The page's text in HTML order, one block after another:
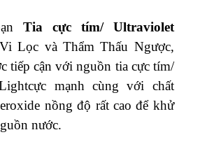
Tia cực tím/ Ultraviolet
Lọc và Thẩm Thấu Ngược,
tiếp cận với nguồn tia cực tím/
mạnh cùng với chất
nồng độ rất cao để khử
nước.